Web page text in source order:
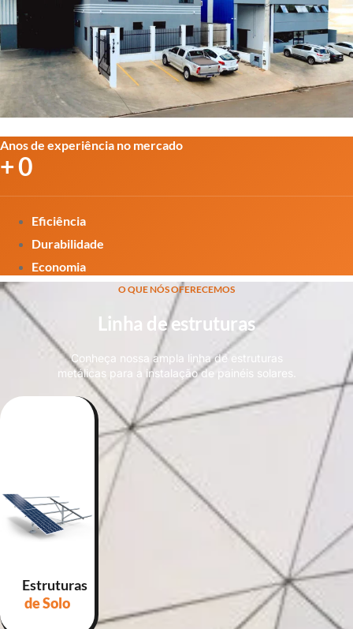
Anos de experiência no mercado
+0
Eficiência
Durabilidade
Economia
O QUE NÓS OFERECEMOS
Linha de estruturas
Conheça nossa ampla linha de estruturas
metálicas para a instalação de painéis solares.
Estruturas
de Solo